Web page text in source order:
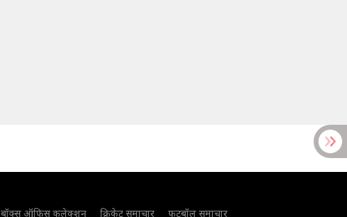
बॉक्स ऑफिस कलेक्शन क्रिकेट समाचार फुटबॉल समाचार